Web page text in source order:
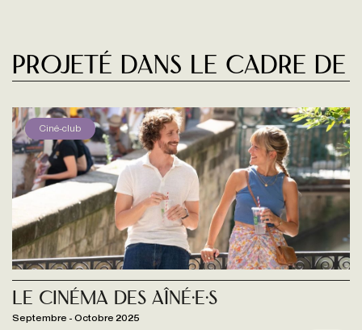
Projeté dans le cadre de
Ciné-club
Le Cinéma des Aîné·e·s
Septembre - Octobre 2025